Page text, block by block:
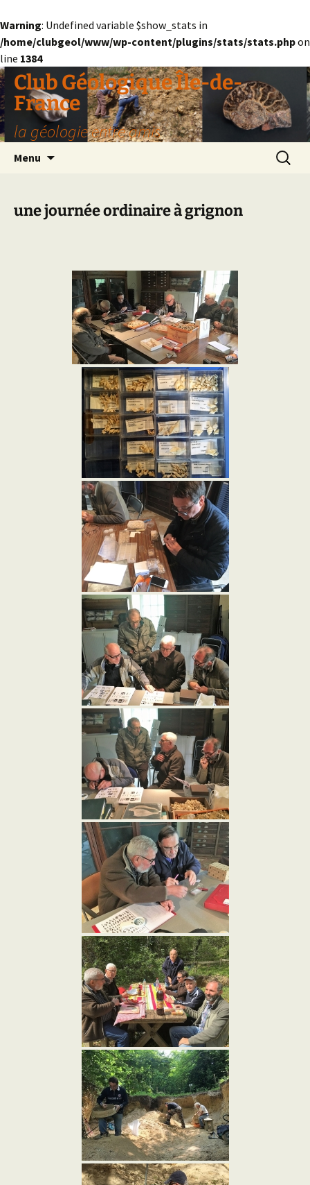
Warning: Undefined variable $show_stats in
/home/clubgeol/www/wp-content/plugins/stats/stats.phpon
line 1384
Aller
au
contenu
Club Géologique Île-de-
France
la géologie entre amis
Menu
une journée ordinaire à grignon